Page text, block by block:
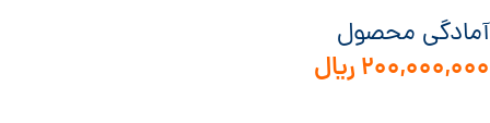
آمادگی محصول
۲۰۰,۰۰۰,۰۰۰ ریال